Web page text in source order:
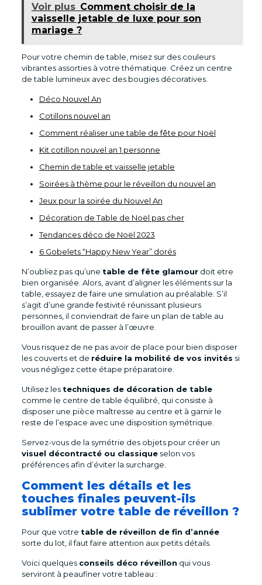
Voir plus Comment choisir de la
vaisselle jetable de luxe pour son
mariage ?
Pour votre chemin de table, misez sur des couleurs
vibrantes assorties à votre thématique. Créez un centre
de table lumineux avec des bougies décoratives.
Déco Nouvel An
Cotillons nouvel an
Comment réaliser une table de fête pour Noël
Kit cotillon nouvel an 1 personne
Chemin de table et vaisselle jetable
Soirées à thème pour le réveillon du nouvel an
Jeux pour la soirée du Nouvel An
Décoration de Table de Noël pas cher
Tendances déco de Noël 2023
6 Gobelets “Happy New Year” dorés
N’oubliez pas qu’une table de fête glamourdoit etre
bien organisée. Alors, avant d’aligner les éléments sur la
table, essayez de faire une simulation au préalable. S’il
s’agit d’une grande festivité réunissant plusieurs
personnes, il conviendrait de faire un plan de table au
brouillon avant de passer à l’œuvre.
Vous risquez de ne pas avoir de place pour bien disposer
les couverts et de réduire la mobilité de vos invités si
vous négligez cette étape préparatoire.
Utilisez les techniques de décoration de table
comme le centre de table équilibré, qui consiste à
disposer une pièce maîtresse au centre et à garnir le
reste de l’espace avec une disposition symétrique.
Servez-vous de la symétrie des objets pour créer un
visuel décontracté ou classiqueselon vos
préférences afin d’éviter la surcharge.
Comment les détails et les
touches finales peuvent-ils
sublimer votre table de réveillon ?
Pour que votre table de réveillon de fin d’année
sorte du lot, il faut faire attention aux petits détails.
Voici quelques conseils déco réveillon qui vous
serviront à peaufiner votre tableau :